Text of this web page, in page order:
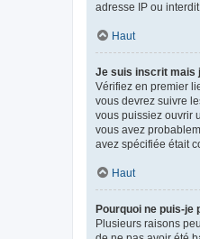
adresse IP ou
Haut
Je suis inscrit mais
Vérifiez en premier
vous devrez suivre
vous puissiez ouvrir
vous avez
avez spécifiée était
Haut
Pourquoi ne puis-je
Plusieurs raisons